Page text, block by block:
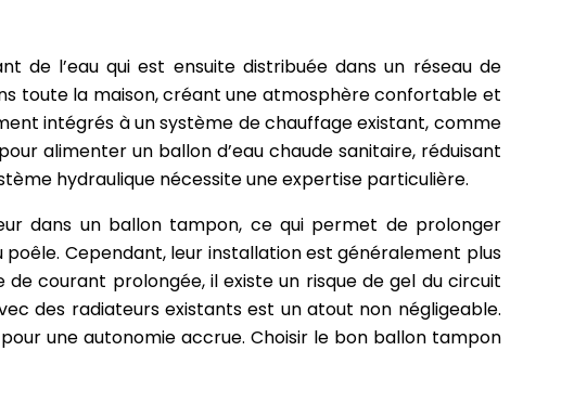
de l’eau qui est ensuite distribuée dans un réseau de
toute la maison, créant une atmosphère confortable et
intégrés à un système de chauffage existant, comme
alimenter un ballon d’eau chaude sanitaire, réduisant
hydraulique nécessite une expertise particulière.
dans un ballon tampon, ce qui permet de prolonger
Cependant, leur installation est généralement plus
courant prolongée, il existe un risque de gel du circuit
des radiateurs existants est un atout non négligeable.
une autonomie accrue. Choisir le bon ballon tampon